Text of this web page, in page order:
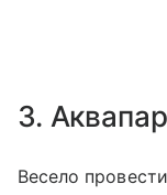
3.
Весело